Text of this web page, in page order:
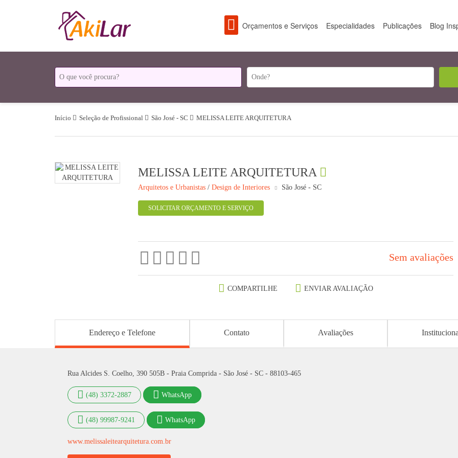
Orçamentos e Serviços Especialidades Publicações Blog
Início Seleção de Profissional São José - SC MELISSA LEITE ARQUITETURA
MELISSA LEITE ARQUITETURA
Arquitetos e Urbanistas /Design de Interiores São José - SC
SOLICITAR ORÇAMENTO E SERVIÇO
Sem avaliações
COMPARTILHE ENVIAR AVALIAÇÃO
Endereço e Telefone Contato Avaliações
Rua Alcides S. Coelho, 390 505B - Praia Comprida - São José - SC - 88103-465
(48) 3372-2887 WhatsApp
(48) 99987-9241 WhatsApp
www.melissaleitearquitetura.com.br